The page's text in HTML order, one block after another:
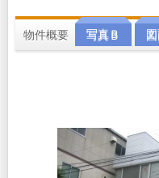
物件概要 写真Ｂ